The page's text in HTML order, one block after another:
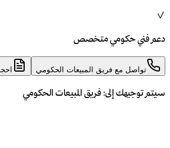
✓
دعم فني حكومي متخصص
تواصل مع فريق المبيعات الحكومي
سيتم توجيهك إلى:فريق المبيعات الحكومي